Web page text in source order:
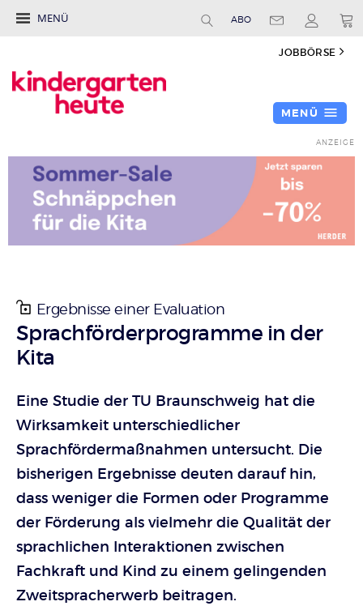
MENÜ
JOBBÖRSE
ABO
MENÜ
Ergebnisse einer Evaluation
:
Sprachförderprogramme in der
Kita
Eine Studie der TU Braunschweig hat die
Wirksamkeit unterschiedlicher
Sprachfördermaßnahmen untersucht. Die
bisherigen Ergebnisse deuten darauf hin,
dass weniger die Formen oder Programme
der Förderung als vielmehr die Qualität der
sprachlichen Interaktionen zwischen
Fachkraft und Kind zu einem gelingenden
Zweitspracherwerb beitragen.